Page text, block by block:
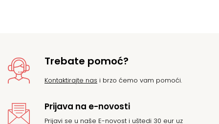
Trebate pomoć?
Kontaktirajte nas i brzo ćemo vam pomoći.
Prijava na e-novosti
Prijavi se u naše E-novost i uštedi 30 eur uz